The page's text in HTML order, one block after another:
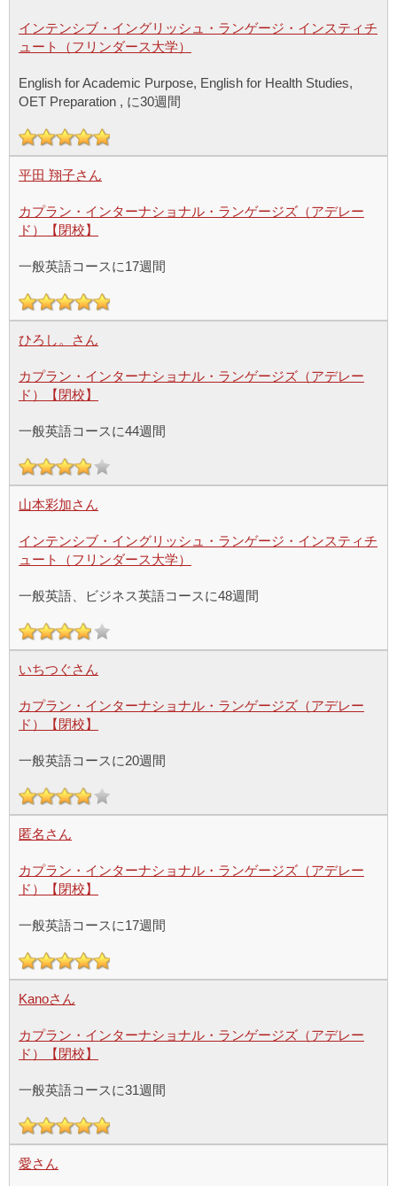
インテンシブ・イングリッシュ・ランゲージ・インスティチ
ュート（フリンダース大学）
English for Academic Purpose, English for Health Studies,
OET Preparation , に30週間
平田 翔子さん
カプラン・インターナショナル・ランゲージズ（アデレー
ド）【閉校】
一般英語コースに17週間
ひろし。さん
カプラン・インターナショナル・ランゲージズ（アデレー
ド）【閉校】
一般英語コースに44週間
山本彩加さん
インテンシブ・イングリッシュ・ランゲージ・インスティチ
ュート（フリンダース大学）
一般英語、ビジネス英語コースに48週間
いちつぐさん
カプラン・インターナショナル・ランゲージズ（アデレー
ド）【閉校】
一般英語コースに20週間
匿名さん
カプラン・インターナショナル・ランゲージズ（アデレー
ド）【閉校】
一般英語コースに17週間
Kanoさん
カプラン・インターナショナル・ランゲージズ（アデレー
ド）【閉校】
一般英語コースに31週間
愛さん